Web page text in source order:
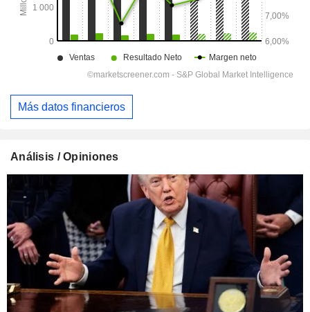
Más datos financieros
Análisis / Opiniones